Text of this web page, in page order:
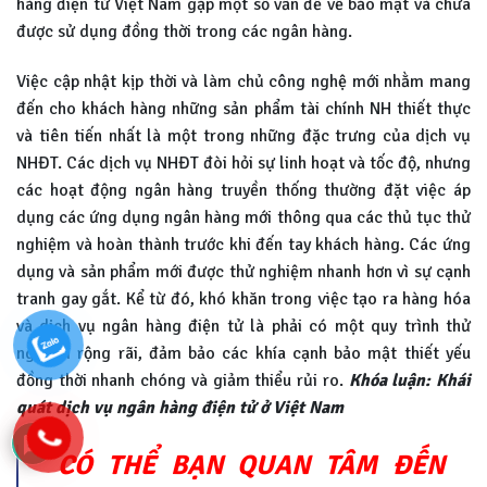
hàng điện tử Việt Nam gặp một số vấn đề về bảo mật và chưa
được sử dụng đồng thời trong các ngân hàng.
Việc cập nhật kịp thời và làm chủ công nghệ mới nhằm mang
đến cho khách hàng những sản phẩm tài chính NH thiết thực
và tiên tiến nhất là một trong những đặc trưng của dịch vụ
NHĐT. Các dịch vụ NHĐT đòi hỏi sự linh hoạt và tốc độ, nhưng
các hoạt động ngân hàng truyền thống thường đặt việc áp
dụng các ứng dụng ngân hàng mới thông qua các thủ tục thử
nghiệm và hoàn thành trước khi đến tay khách hàng. Các ứng
dụng và sản phẩm mới được thử nghiệm nhanh hơn vì sự cạnh
tranh gay gắt. Kể từ đó, khó khăn trong việc tạo ra hàng hóa
và dịch vụ ngân hàng điện tử là phải có một quy trình thử
nghiệm rộng rãi, đảm bảo các khía cạnh bảo mật thiết yếu
đồng thời nhanh chóng và giảm thiểu rủi ro. Khóa luận: Khái
quát dịch vụ ngân hàng điện tử ở Việt Nam
CÓ THỂ BẠN QUAN TÂM ĐẾN